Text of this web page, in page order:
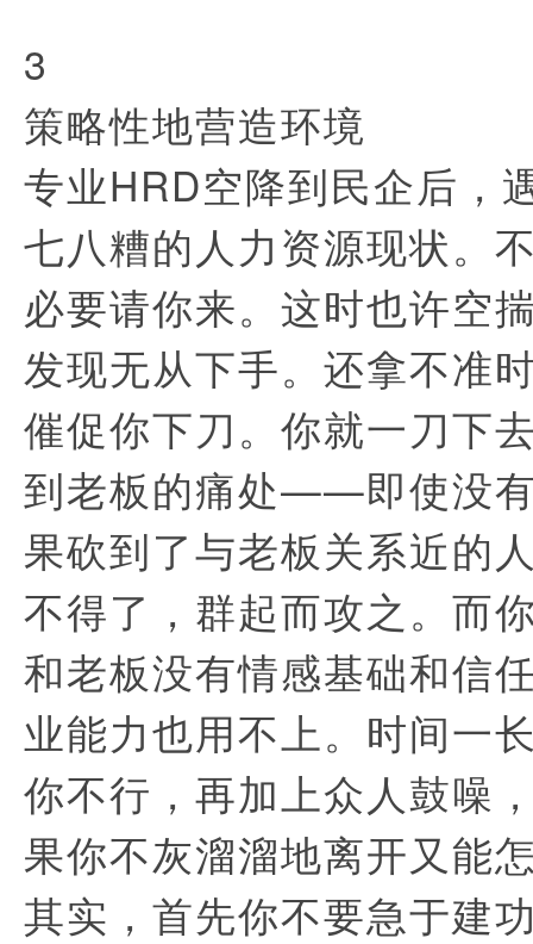
3
策略性地营造环境
专业HRD空降到民企后，
七八糟的人力资源现状。
必要请你来。这时也许空
发现无从下手。还拿不准
催促你下刀。你就一刀下
到老板的痛处——即使没
果砍到了与老板关系近
不得了，群起而攻之。而
和老板没有情感基础和信
业能力也用不上。时间一
你不行，再加上众人鼓噪
果你不灰溜溜地离开又能
其实，首先你不要急于建